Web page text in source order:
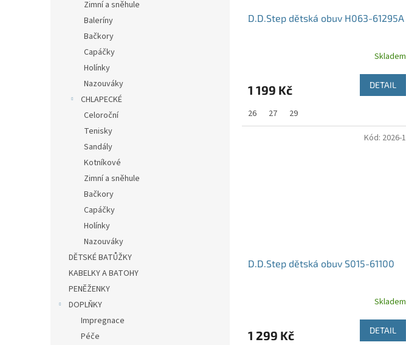
Zimní a sněhule
Baleríny
Bačkory
Capáčky
Holínky
Nazouváky
CHLAPECKÉ
Celoroční
Tenisky
Sandály
Kotníkové
Zimní a sněhule
Bačkory
Capáčky
Holínky
Nazouváky
DĚTSKÉ BATŮŽKY
KABELKY A BATOHY
PENĚŽENKY
DOPLŇKY
Impregnace
Péče
D.D.Step dětská obuv H063-61295A
Skladem
1 199 Kč DETAIL
26 27 29
D.D.Step dětská obuv S015-61100
Skladem
1 299 Kč DETAIL
Kód: 2026-1